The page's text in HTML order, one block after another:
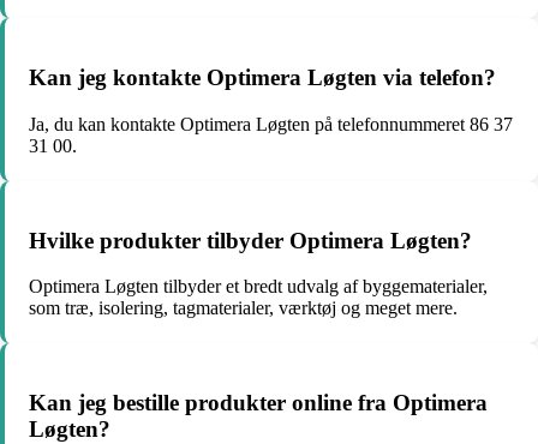
Kan jeg kontakte Optimera Løgten via telefon?
Ja, du kan kontakte Optimera Løgten på telefonnummeret 86 37
31 00.
Hvilke produkter tilbyder Optimera Løgten?
Optimera Løgten tilbyder et bredt udvalg af byggematerialer,
som træ, isolering, tagmaterialer, værktøj og meget mere.
Kan jeg bestille produkter online fra Optimera
Løgten?